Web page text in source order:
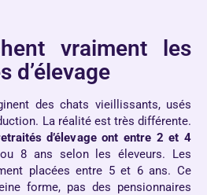
vraiment les
d’élevage
des chats vieillissants, usés
La réalité est très différente.
d’élevage ont entre 2 et 4
8 ans selon les éleveurs. Les
placées entre 5 et 6 ans. Ce
forme, pas des pensionnaires